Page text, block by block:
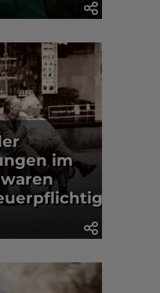
im